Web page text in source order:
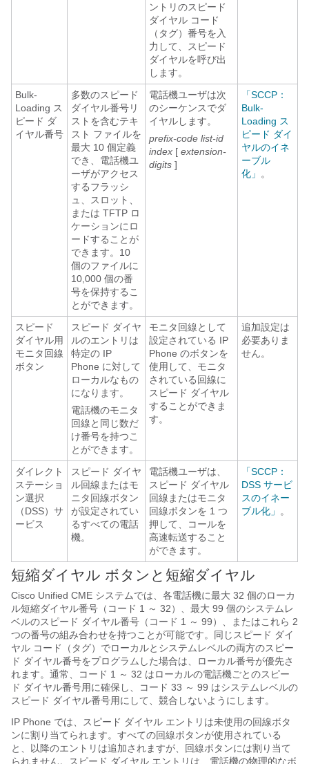
ントリのスピード
ダイヤル コード
（タグ）番号を入
力して、スピード
ダイヤルを呼び出
します。
Bulk-
Loading ス
ピード ダ
イヤル番号
多数のスピード
ダイヤル番号リ
ストを含むテキ
スト ファイルを
最大 10 個定義
でき、電話機ユ
ーザがアクセス
するフラッシ
ュ、スロット、
または TFTP ロ
ケーションにロ
ードすることが
できます。10
個のファイルに
10,000 個の番
号を保持するこ
とができます。
電話機ユーザは次
のシーケンスでダ
イヤルします。
prefix-code list-id
index [ extension-
digits ]
「SCCP：
Bulk-
Loading ス
ピード ダイ
ヤルのイネ
ーブル
化」
。
スピード
ダイヤル用
モニタ回線
ボタン
スピード ダイヤ
ルのエントリは
特定の IP
Phone に対して
ローカルなもの
になります。
電話機のモニタ
回線と同じ数だ
け番号を持つこ
とができます。
モニタ回線として
設定されている IP
Phone のボタンを
使用して、モニタ
されている回線に
スピード ダイヤル
することができま
す。
追加設定は
必要ありま
せん。
ダイレクト
ステーショ
ン選択
（DSS）サ
ービス
スピード ダイヤ
ル回線またはモ
ニタ回線ボタン
が設定されてい
るすべての電話
機。
電話機ユーザは、
スピード ダイヤル
回線またはモニタ
回線ボタンを 1 つ
押して、コールを
高速転送すること
ができます。
「SCCP：
DSS サービ
スのイネー
ブル化」
。
短縮ダイヤル ボタンと短縮ダイヤル
Cisco Unified CME システムでは、各電話機に最大 32 個のローカ
ル短縮ダイヤル番号（コード 1 ～ 32）、最大 99 個のシステムレ
ベルのスピード ダイヤル番号（コード 1 ～ 99）、またはこれら 2
つの番号の組み合わせを持つことが可能です。同じスピード ダイ
ヤル コード（タグ）でローカルとシステムレベルの両方のスピー
ド ダイヤル番号をプログラムした場合は、ローカル番号が優先さ
れます。通常、コード 1 ～ 32 はローカルの電話機ごとのスピー
ド ダイヤル番号用に確保し、コード 33 ～ 99 はシステムレベルの
スピード ダイヤル番号用にして、競合しないようにします。
IP Phone では、スピード ダイヤル エントリは未使用の回線ボタ
ンに割り当てられます。すべての回線ボタンが使用されている
と、以降のエントリは追加されますが、回線ボタンには割り当て
られません。スピード ダイヤル エントリは、電話機の物理的なボ